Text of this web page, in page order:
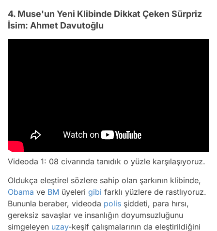
4. Muse'un Yeni Klibinde Dikkat Çeken Sürpriz
İsim: Ahmet Davutoğlu
Videoda 1: 08 civarında tanıdık o yüzle karşılaşıyoruz.
Oldukça eleştirel sözlere sahip olan şarkının klibinde,
Obama ve BM üyeleri gibi farklı yüzlere de rastlıyoruz.
Bununla beraber, videoda polis şiddeti, para hırsı,
gereksiz savaşlar ve insanlığın doyumsuzluğunu
simgeleyen uzay-keşif çalışmalarının da eleştirildiğini